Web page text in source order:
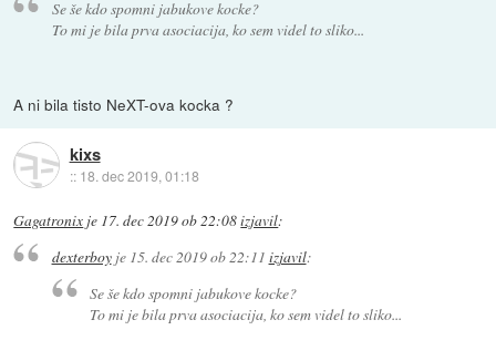
Se še kdo spomni jabukove kocke?
To mi je bila prva asociacija, ko sem videl to sliko...
A ni bila tisto NeXT-ova kocka ?
kixs
:: 18. dec 2019, 01:18
Gagatronix je 17. dec 2019 ob 22:08izjavil:
dexterboyje 15. dec 2019 ob 22:11 izjavil:
Se še kdo spomni jabukove kocke?
To mi je bila prva asociacija, ko sem videl to sliko...